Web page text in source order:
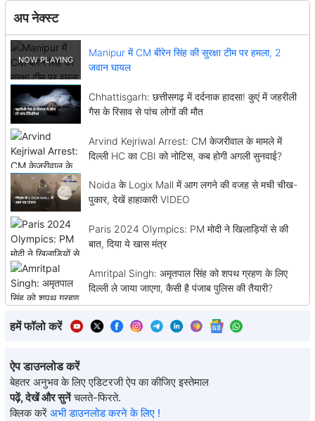
अप नेक्स्ट
Manipur में CM बीरेन सिंह की सुरक्षा टीम पर हमला, 2
जवान घायल
Chhattisgarh: छत्तीसगढ़ में दर्दनाक हादसा! कुएं में जहरीली
गैस के रिसाव से पांच लोगों की मौत
Arvind Kejriwal Arrest: CM केजरीवाल के मामले में
दिल्ली HC का CBI को नोटिस, कब होगी अगली सुनवाई?
Noida के Logix Mall में आग लगने की वजह से मची चीख-
पुकार, देखें हाहाकारी VIDEO
Paris 2024 Olympics: PM मोदी ने खिलाड़ियों से की
बात, दिया ये खास मंत्र
Amritpal Singh: अमृतपाल सिंह को शपथ ग्रहण के लिए
दिल्ली ले जाया जाएगा, कैसी है पंजाब पुलिस की तैयारी?
हमें फॉलो करें
ऐप डाउनलोड करें
बेहतर अनुभव के लिए एडिटरजी ऐप का कीजिए इस्तेमाल
पढ़ें, देखें और सुनें चलते-फिरते.
क्लिक करें अभी डाउनलोड करने के लिए !